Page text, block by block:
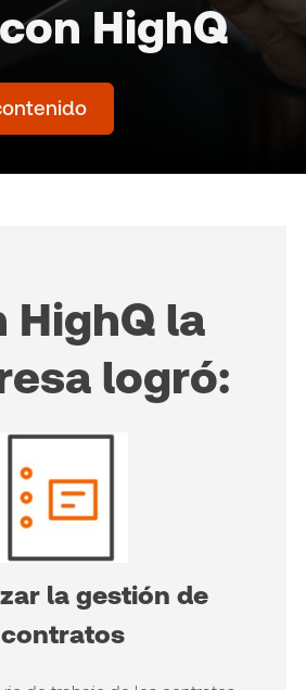
HighQ
HighQ la
logró:
la gestión de
contratos